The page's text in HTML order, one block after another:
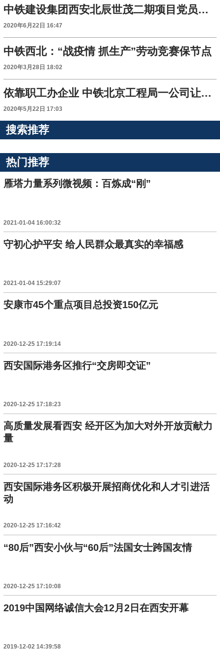
中铁建设集团西安北辰世茂二期项目党员联合巡查队为工程安全保驾护航
2020年6月22日 16:47
中铁西北：“战疫情 抓生产”劳动竞赛保节点
2020年3月28日 18:02
依靠职工办企业 中铁北京工程局一公司让职工“当家做主”
2020年5月22日 17:03
搜索推荐
热门推荐
雁塔力量系列微视频：百炼成“刚”
2021-01-04 16:00:32
守初心护平安 给人民群众最真实的幸福感
2021-01-04 15:29:07
安康市45个重点项目总投资150亿元
2020-12-25 17:19:14
西安国际港务区推行“交房即交证”
2020-12-25 17:18:23
高质量发展看西安 经开区为加大对外开放贡献力
量
2020-12-25 17:17:28
西安国际港务区积极开展招商优化和人才引进活
动
2020-12-25 17:16:42
“80后”西安小伙与“60后”法国女士跨国友情
2020-12-25 17:10:08
2019中国网络诚信大会12月2日在西安开幕
2019-12-02 14:39:58